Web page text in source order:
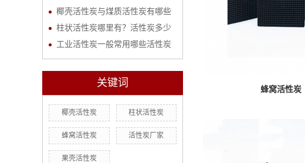
椰壳活性炭与煤质活性炭有哪些
柱状活性炭哪里有？活性炭多少
工业活性炭一般常用哪些活性炭
关键词
椰壳活性炭 柱状活性炭
蜂窝活性炭 活性炭厂家
果壳活性炭
蜂窝活性炭